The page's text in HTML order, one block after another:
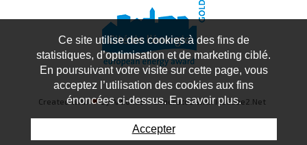
Created with♥by Artionet Generated with IceCube2.Net
Ce site utilise des cookies à des fins de
statistiques, d’optimisation et de marketing ciblé.
En poursuivant votre visite sur cette page, vous
acceptez l’utilisation des cookies aux fins
énoncées ci-dessus. En savoir plus.
Accepter